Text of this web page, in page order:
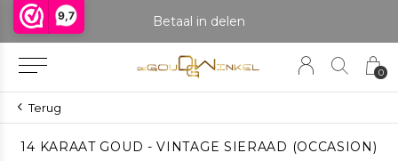
9,7
0
Betaal in delen
Terug
14 KARAAT GOUD - VINTAGE SIERAAD (OCCASION)